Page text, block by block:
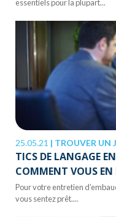
essentiels pour la plupart...
25.05.21 | TROUVER UN
TICS DE LANGAGE
COMMENT VOUS EN
Pour votre entretien
vous sentez prêt....